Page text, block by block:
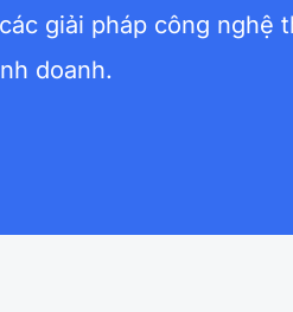
giải pháp công nghệ
doanh.